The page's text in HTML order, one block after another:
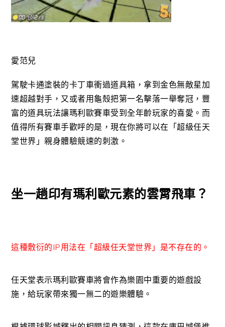
愛范兒
駕駛卡通塗裝的卡丁車衝過道具箱，拿到金色無敵星加
速超越對手，又或者用龜殼把第一名擊落一舉奪冠，豐
富的道具玩法讓瑪利歐賽車受到全年齡玩家的喜愛。而
值得所有賽車手歡呼的是，現在你將可以在「超級任天
堂世界」親身體驗競速的刺激。
坐一趟印有瑪利歐元素的雲霄飛車？
這種敷衍的IP用法在「超級任天堂世界」是不存在的。
任天堂表示瑪利歐賽車將會作為樂園中重要的遊戲設
施，給玩家帶來獨一無二的遊樂體驗。